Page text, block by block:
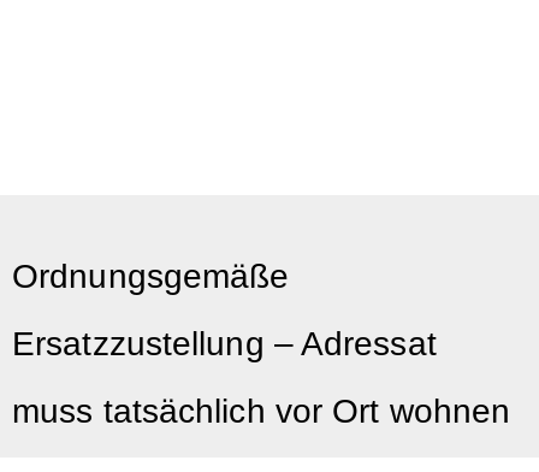
Ordnungsgemäße
Ersatzzustellung – Adressat
muss tatsächlich vor Ort wohnen